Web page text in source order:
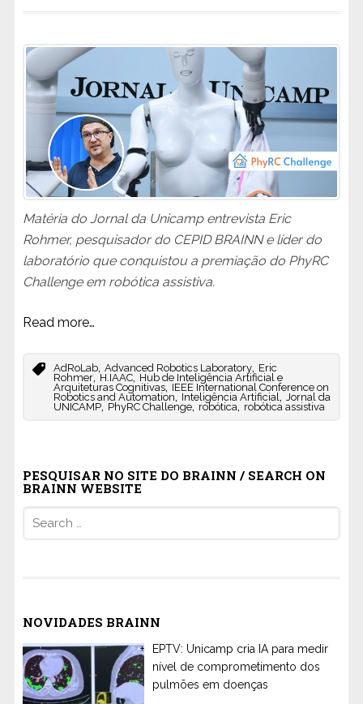
Matéria do Jornal da Unicamp entrevista Eric
Rohmer, pesquisador do CEPID BRAINN e líder do
laboratório que conquistou a premiação do PhyRC
Challenge em robótica assistiva.
Read more…
AdRoLab, Advanced Robotics Laboratory, Eric
Rohmer, H.IAAC, Hub de Inteligência Artificial e
Arquiteturas Cognitivas, IEEE International Conference on
Robotics and Automation, Inteligência Artificial,
Jornal da
UNICAMP, PhyRC Challenge, robótica, robótica assistiva
PESQUISAR NO SITE DO BRAINN / SEARCH ON
BRAINN WEBSITE
for:
NOVIDADES BRAINN
EPTV: Unicamp cria IA para medir
nível de comprometimento dos
pulmões em doenças